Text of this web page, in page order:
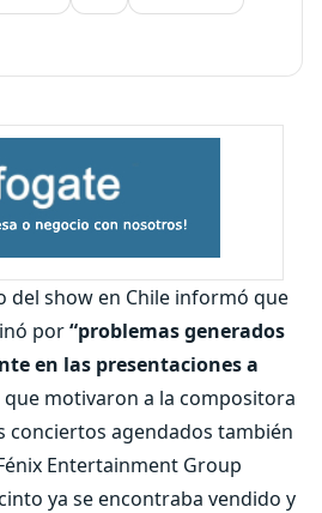
del show en Chile informó que
por“problemas generados
en las presentaciones a
que motivaron a la compositora
conciertos agendados también
Entertainment Group
ya se encontraba vendido y